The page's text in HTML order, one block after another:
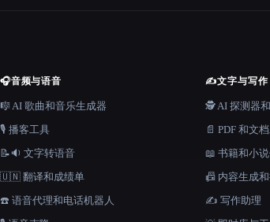
🎧音频与语音
🎼 AI 歌曲和音乐生成器
🎙️ 播客工具
📝🔉 文字转语音
🇺🇳 翻译和成绩单
☎️ 语音代理和电话机器人
✍️文字与写作
🕵️ AI 探测器
📄 PDF 和文
📖 书籍和小
📠 内容生成
✍️ 写作助理